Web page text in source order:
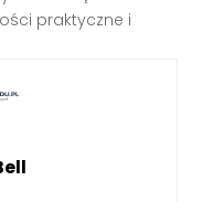
praktyczne i